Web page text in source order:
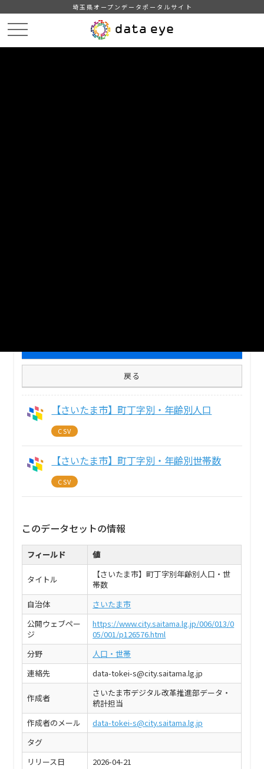
埼玉県オープンデータポータルサイト
戻る
【さいたま市】町丁字別・年齢別人口
CSV
【さいたま市】町丁字別・年齢別世帯数
CSV
このデータセットの情報
フィールド 値
タイトル
【さいたま市】町丁字別年齢別人口・世
帯数
自治体
さいたま市
公開ウェブペー
ジ
https://www.city.saitama.lg.jp/006/013/0
05/001/p126576.html
分野
人口・世帯
連絡先
data-tokei-s@city.saitama.lg.jp
作成者
さいたま市デジタル改革推進部データ・
統計担当
作成者のメール
data-tokei-s@city.saitama.lg.jp
タグ
リリース日
2026-04-21